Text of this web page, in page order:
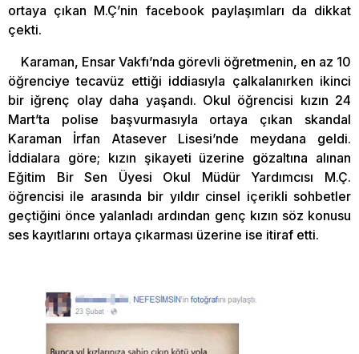
ortaya çıkan M.Ç’nin facebook paylaşımları da dikkat
çekti.
Karaman, Ensar Vakfı’nda görevli öğretmenin, en az 10
öğrenciye tecavüz ettiği iddiasıyla çalkalanırken ikinci
bir iğrenç olay daha yaşandı. Okul öğrencisi kızın 24
Mart’ta polise başvurmasıyla ortaya çıkan skandal
Karaman İrfan Atasever Lisesi’nde meydana geldi.
İddialara göre; kızın şikayeti üzerine gözaltına alınan
Eğitim Bir Sen Üyesi Okul Müdür Yardımcısı M.Ç.
öğrencisi ile arasında bir yıldır cinsel içerikli sohbetler
geçtiğini önce yalanladı ardından genç kızın söz konusu
ses kayıtlarını ortaya çıkarması üzerine ise itiraf etti.